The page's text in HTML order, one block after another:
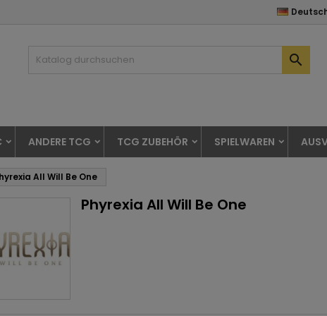

ANDERE TCG TCG ZUBEHÖR SPIELWAREN
All Will Be One
Phyrexia All Will Be One